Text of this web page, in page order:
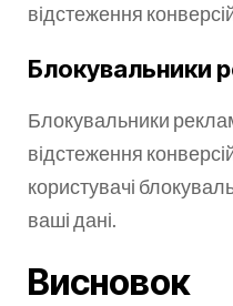
відстеження
Блокувальники
Блокувальники
відстеження
користувачі
ваші дані.
Висновок